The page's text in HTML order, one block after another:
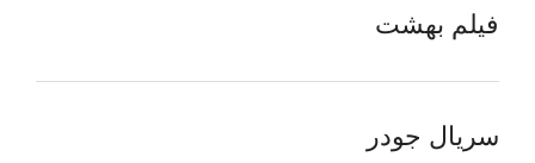
فیلم بهشت
سریال جودر